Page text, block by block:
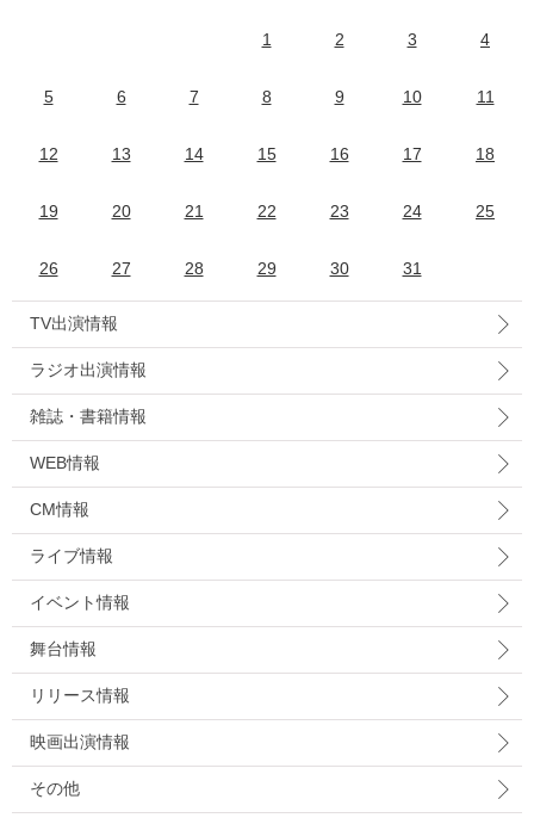
1 2 3 4
5 6 7 8 9 10 11
12 13 14 15 16 17 18
19 20 21 22 23 24 25
26 27 28 29 30 31
TV出演情報
ラジオ出演情報
雑誌・書籍情報
WEB情報
CM情報
ライブ情報
イベント情報
舞台情報
リリース情報
映画出演情報
その他